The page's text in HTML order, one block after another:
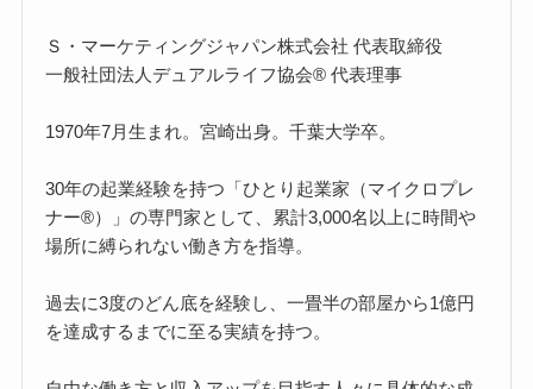
Ｓ・マーケティングジャパン株式会社 代表取締役
一般社団法人デュアルライフ協会® 代表理事
1970年7月生まれ。宮崎出身。千葉大学卒。
30年の起業経験を持つ「ひとり起業家（マイクロプレ
ナー®）」の専門家として、累計3,000名以上に時間や
場所に縛られない働き方を指導。
過去に3度のどん底を経験し、一畳半の部屋から1億円
を達成するまでに至る実績を持つ。